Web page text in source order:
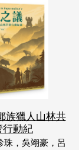
族獵人山林共
行動紀
珠，吳翊豪，呂